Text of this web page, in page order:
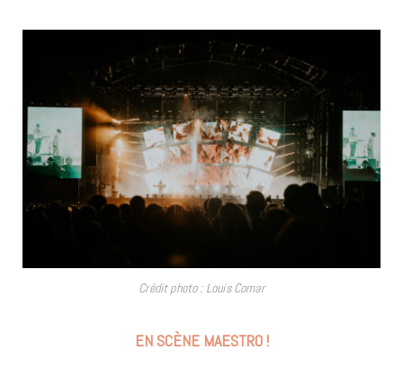
Crédit photo : Louis Comar
EN SCÈNE MAESTRO !